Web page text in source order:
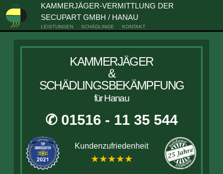
KAMMERJÄGER-VERMITTLUNG DER
SECUPART GMBH / HANAU
LEISTUNGEN SCHÄDLINGE KONTAKT
KAMMERJÄGER
&
SCHÄDLINGSBEKÄMPFUNG
für Hanau
✆ 01516 - 11 35 544
Kundenzufriedenheit
★★★★★